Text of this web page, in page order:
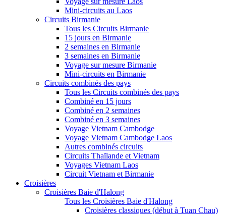
Mini-circuits au Laos
Circuits Birmanie
Tous les Circuits Birmanie
15 jours en Birmanie
2 semaines en Birmanie
3 semaines en Birmanie
Voyage sur mesure Birmanie
Mini-circuits en Birmanie
Circuits combinés des pays
Tous les Circuits combinés des pays
Combiné en 15 jours
Combiné en 2 semaines
Combiné en 3 semaines
Voyage Vietnam Cambodge
Voyage Vietnam Cambodge Laos
Autres combinés circuits
Circuits Thaïlande et Vietnam
Voyages Vietnam Laos
Circuit Vietnam et Birmanie
Croisières
Croisières Baie d'Halong
Tous les Croisières Baie d'Halong
Croisières classiques (début à Tuan Chau)